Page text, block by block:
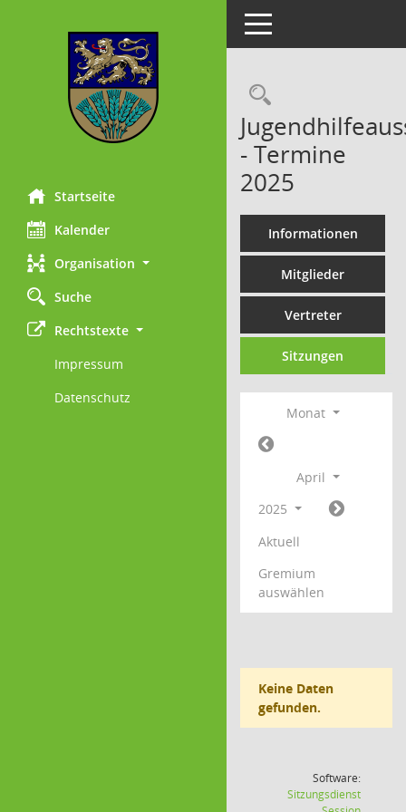
Startseite
Kalender
Organisation
Suche
Rechtstexte
Impressum
Datenschutz
Toggle navigation
- Termine
2025
Informationen
Mitglieder
Vertreter
Sitzungen
Monat
April
2025
Aktuell
Gremium
auswählen
Keine Daten
gefunden.
Software:
Sitzungsdienst